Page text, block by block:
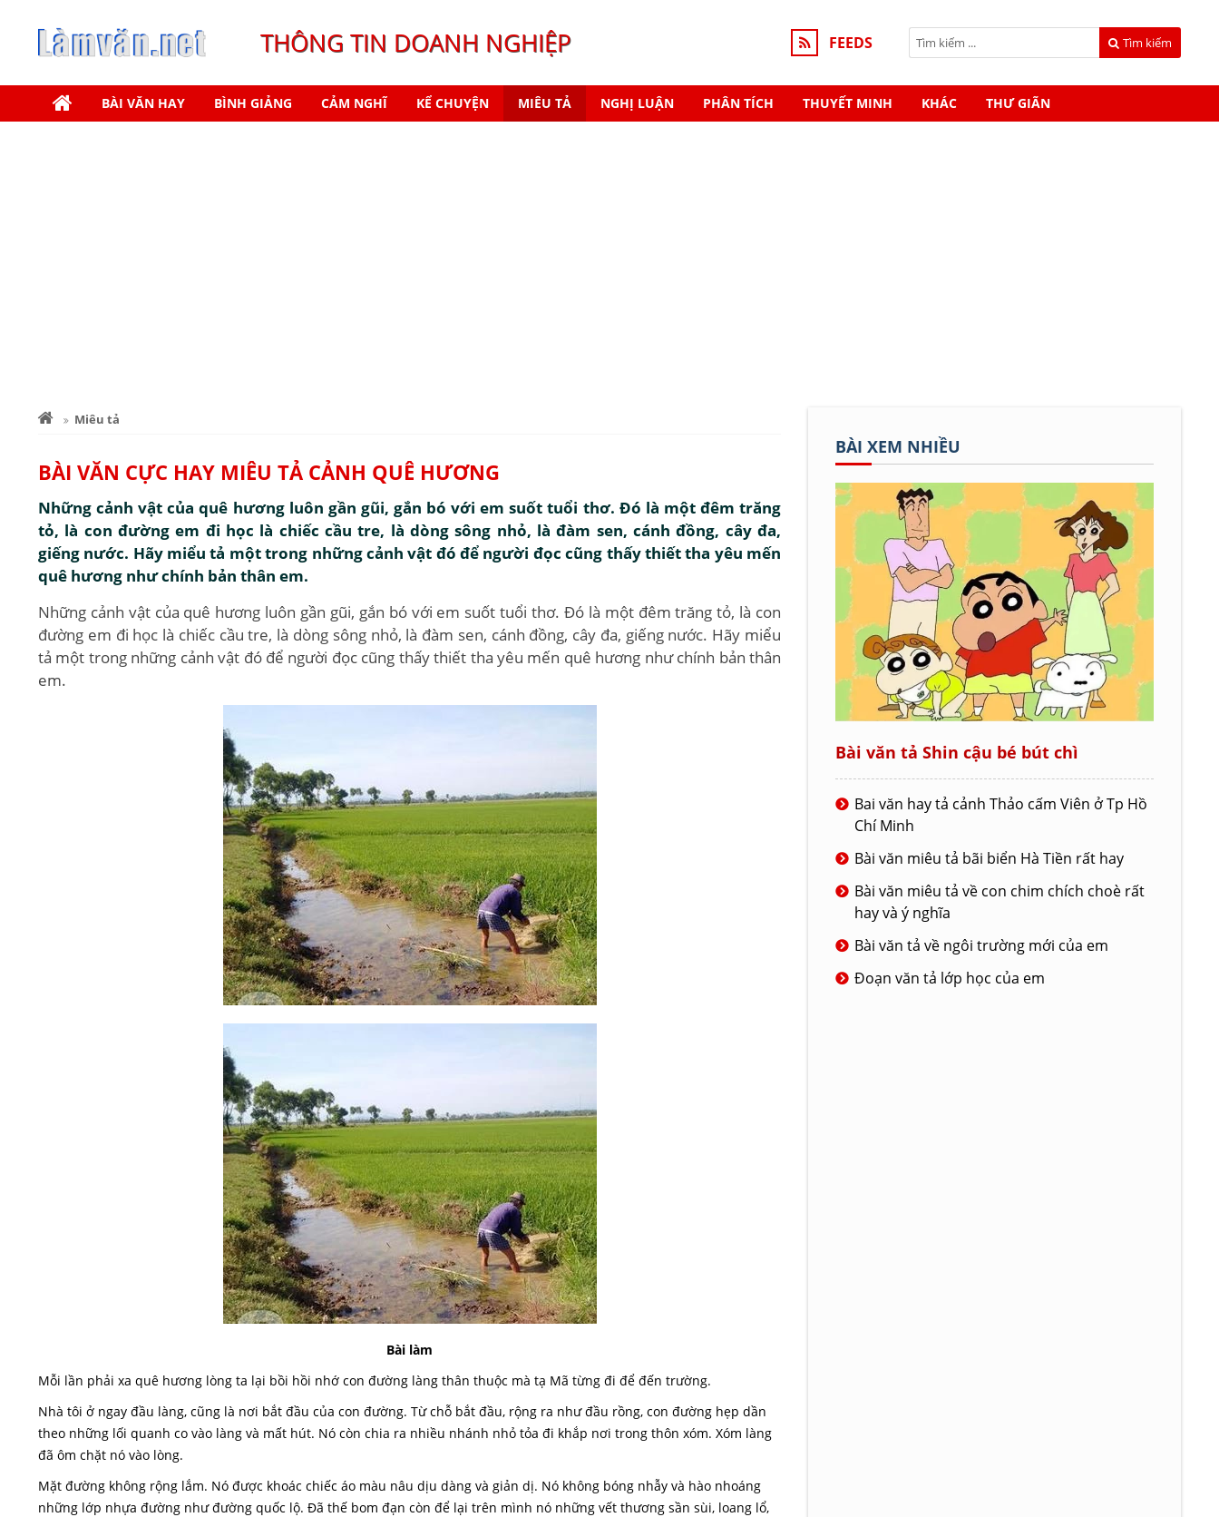
THÔNG TIN DOANH NGHIỆP FEEDS Tìm kiếm
BÀI VĂN HAY BÌNH GIẢNG CẢM NGHĨ KỂ CHUYỆN MIÊU TẢ NGHỊ LUẬN PHÂN TÍCH THUYẾT MINH KHÁC THƯ GIÃN
Miêu tả
BÀI VĂN CỰC HAY MIÊU TẢ CẢNH QUÊ HƯƠNG
Những cảnh vật của quê hương luôn gần gũi, gắn bó với em suốt tuổi thơ. Đó là một đêm trăng
tỏ, là con đường em đi học là chiếc cầu tre, là dòng sông nhỏ, là đàm sen, cánh đồng, cây đa,
giếng nước. Hãy miểu tả một trong những cảnh vật đó để người đọc cũng thấy thiết tha yêu mến
quê hương như chính bản thân em.
Những cảnh vật của quê hương luôn gần gũi, gắn bó với em suốt tuổi thơ. Đó là một đêm trăng tỏ, là con
đường em đi học là chiếc cầu tre, là dòng sông nhỏ, là đàm sen, cánh đồng, cây đa, giếng nước. Hãy miểu
tả một trong những cảnh vật đó để người đọc cũng thấy thiết tha yêu mến quê hương như chính bản thân
em.
Bài làm
Mỗi lần phải xa quê hương lòng ta lại bồi hồi nhớ con đường làng thân thuộc mà tạ Mã từng đi để đến trường.
Nhà tôi ở ngay đầu làng, cũng là nơi bắt đầu của con đường. Từ chỗ bắt đầu, rộng ra như đầu rồng, con đường hẹp dần
theo những lối quanh co vào làng và mất hút. Nó còn chia ra nhiều nhánh nhỏ tỏa đi khắp nơi trong thôn xóm. Xóm làng
đã ôm chặt nó vào lòng.
Mặt đường không rộng lắm. Nó được khoác chiếc áo màu nâu dịu dàng và giản dị. Nó không bóng nhẫy và hào nhoáng
những lớp nhựa đường như đường quốc lộ. Đã thế bom đạn còn để lại trên mình nó những vết thương sần sùi, loang lổ,
BÀI XEM NHIỀU
Bài văn tả Shin cậu bé bút chì
Bai văn hay tả cảnh Thảo cấm Viên ở Tp Hồ
Chí Minh
Bài văn miêu tả bãi biển Hà Tiền rất hay
Bài văn miêu tả về con chim chích choè rất
hay và ý nghĩa
Bài văn tả về ngôi trường mới của em
Đoạn văn tả lớp học của em